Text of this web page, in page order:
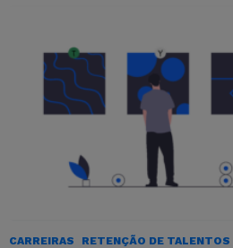
CARREIRAS RETENÇÃO DE TALENTOS